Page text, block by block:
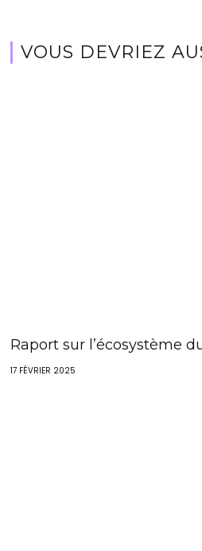
VOUS DEVRIEZ
Raport sur l’écosystème
17 FÉVRIER 2025